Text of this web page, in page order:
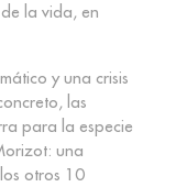
la vida, en
y una crisis
las
para la especie
una
otros 10